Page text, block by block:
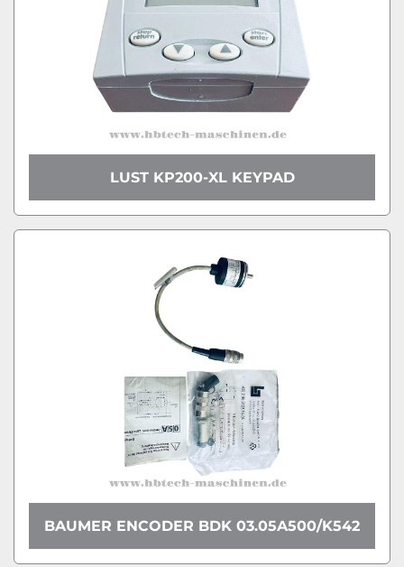
LUST KP200-XL KEYPAD
BAUMER ENCODER BDK 03.05A500/K542